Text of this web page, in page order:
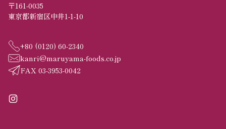
〒161-0035
東京都新宿区中井1-1-10
+80 (0120) 60-2340
kanri@maruyama-foods.co.jp
FAX 03-3953-0042